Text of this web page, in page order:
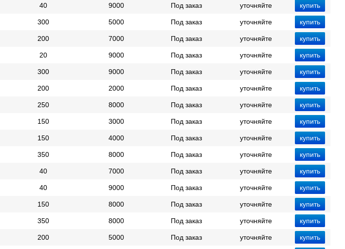
40 9000 Под заказ уточняйте
300 5000 Под заказ уточняйте
200 7000 Под заказ уточняйте
20 9000 Под заказ уточняйте
300 9000 Под заказ уточняйте
200 2000 Под заказ уточняйте
250 8000 Под заказ уточняйте
150 3000 Под заказ уточняйте
150 4000 Под заказ уточняйте
350 8000 Под заказ уточняйте
40 7000 Под заказ уточняйте
40 9000 Под заказ уточняйте
150 8000 Под заказ уточняйте
350 8000 Под заказ уточняйте
200 5000 Под заказ уточняйте